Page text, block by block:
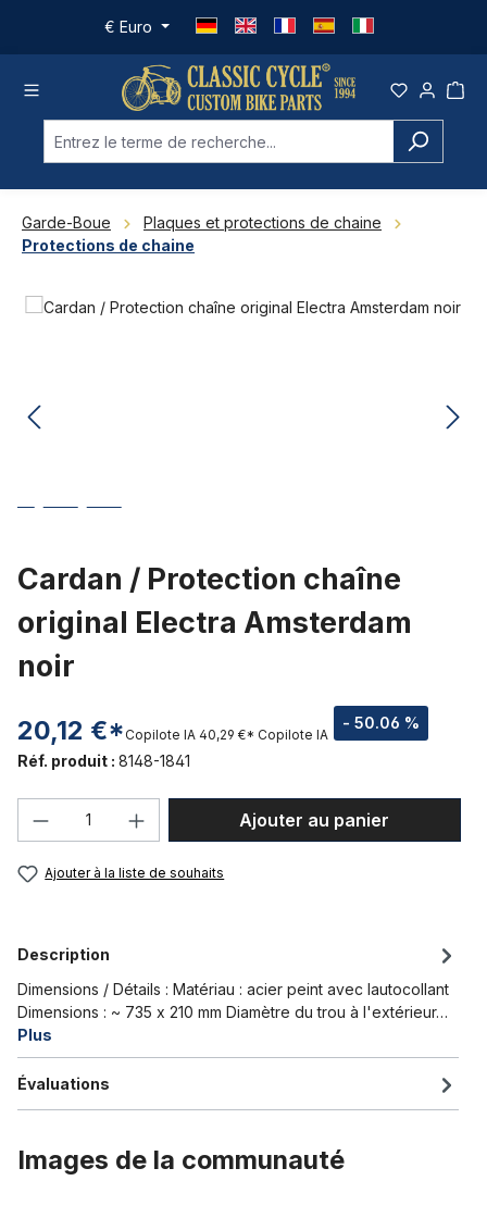
Passer au contenu principal
€ Euro
Garde-Boue
Plaques et protections de chaine
Protections de chaine
Ignorer la galerie d'images
Cardan / Protection chaîne
original Electra Amsterdam
noir
20,12 €* - 50.06 %
Copilote IA 40,29 €* Copilote IA
Réf. produit : 8148-1841
Quantité de produit : Entrez la
Ajouter au panier
Ajouter à la liste de souhaits
Description
Dimensions / Détails : Matériau : acier peint avec lautocollant
Dimensions : ~ 735 x 210 mm Diamètre du trou à l'extérieur…
Plus
Évaluations
Images de la communauté